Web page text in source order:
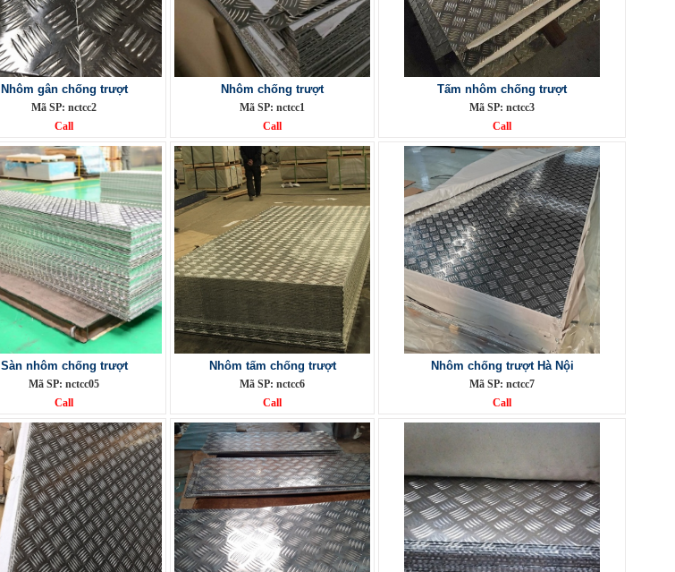
Nhôm gân chống trượt
Mã SP: nctcc2
Call
Nhôm chống trượt
Mã SP: nctcc1
Call
Tấm nhôm chống trượt
Mã SP: nctcc3
Call
Sàn nhôm chống trượt
Mã SP: nctcc05
Call
Nhôm tấm chống trượt
Mã SP: nctcc6
Call
Nhôm chống trượt Hà Nội
Mã SP: nctcc7
Call